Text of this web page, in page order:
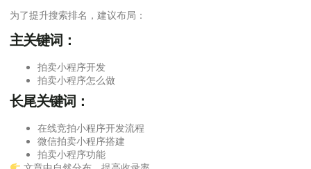
为了提升搜索排名，建议布局：
主关键词：
拍卖小程序开发
拍卖小程序怎么做
长尾关键词：
在线竞拍小程序开发流程
微信拍卖小程序搭建
拍卖小程序功能